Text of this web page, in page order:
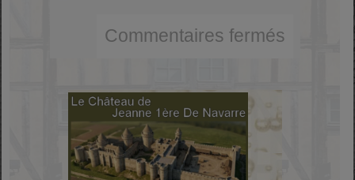
Commentaires fermés